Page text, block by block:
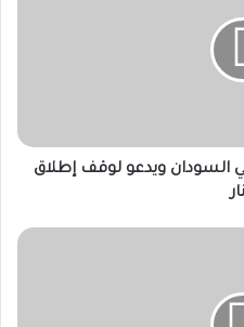
السودان ويدعو لوقف إطلاق